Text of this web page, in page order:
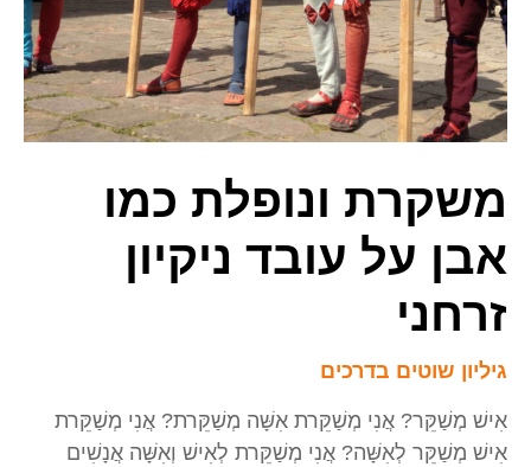
משקרת ונופלת כמו
אבן על עובד ניקיון
זרחני
גיליון שוטים בדרכים
אִישׁ מְשַׁקֵּר? אֲנִי מְשַׁקֵּרת אִשָּׁה מְשַׁקֵּרת? אֲנִי מְשַׁקֵּרת
אִישׁ מְשַׁקֵּר לְאִשָּׁה? אֲנִי מְשַׁקֵּרת לְאִישׁ וְאִשָּׁה אֲנָשִׁים